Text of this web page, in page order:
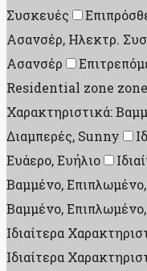
Συσκευές
Ασανσέρ, Ηλεκτρ.
Ασανσέρ
Residential zone zone
Χαρακτηριστικά:
Διαμπερές, Sunny
Ευάερο, Ευήλιο
Βαμμένο,
Βαμμένο,
Ιδιαίτερα
Ιδιαίτερα